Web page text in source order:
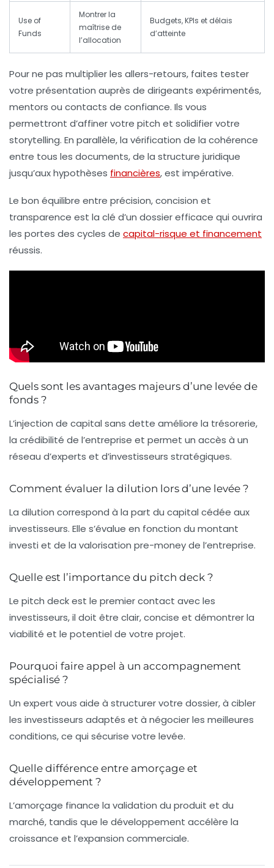
Use of
Funds
Montrer la
maîtrise de
l’allocation
Budgets, KPIs et délais
d’atteinte
Pour ne pas multiplier les allers-retours, faites tester
votre présentation auprès de dirigeants expérimentés,
mentors ou contacts de confiance. Ils vous
permettront d’affiner votre pitch et solidifier votre
storytelling. En parallèle, la vérification de la cohérence
entre tous les documents, de la structure juridique
jusqu’aux hypothèses financières, est impérative.
Le bon équilibre entre précision, concision et
transparence est la clé d’un dossier efficace qui ouvrira
les portes des cycles de capital-risque et financement
réussis.
Quels sont les avantages majeurs d’une levée de
fonds ?
L’injection de capital sans dette améliore la trésorerie,
la crédibilité de l’entreprise et permet un accès à un
réseau d’experts et d’investisseurs stratégiques.
Comment évaluer la dilution lors d’une levée ?
La dilution correspond à la part du capital cédée aux
investisseurs. Elle s’évalue en fonction du montant
investi et de la valorisation pre-money de l’entreprise.
Quelle est l’importance du pitch deck ?
Le pitch deck est le premier contact avec les
investisseurs, il doit être clair, concise et démontrer la
viabilité et le potentiel de votre projet.
Pourquoi faire appel à un accompagnement
spécialisé ?
Un expert vous aide à structurer votre dossier, à cibler
les investisseurs adaptés et à négocier les meilleures
conditions, ce qui sécurise votre levée.
Quelle différence entre amorçage et
développement ?
L’amorçage finance la validation du produit et du
marché, tandis que le développement accélère la
croissance et l’expansion commerciale.